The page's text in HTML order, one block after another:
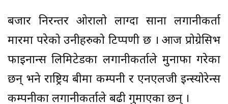
बजार निरन्तर ओरालो लाग्दा साना लगानीकर्ता
मारमा परेको उनीहरुको टिप्पणी छ । आज प्रोग्रेसिभ
फाइनान्स लिमिटेडका लगानीकर्ताले मुनाफा गरेका
छन् भने राष्ट्रिय बीमा कम्पनी र एनएलजी इन्स्योरेन्स
कम्पनीका लगानीकर्ताले बढी गुमाएका छन् ।